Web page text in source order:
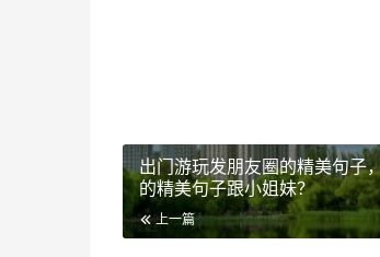
出门游玩发朋友圈的精美句子
的精美句子跟小姐妹？
上一篇